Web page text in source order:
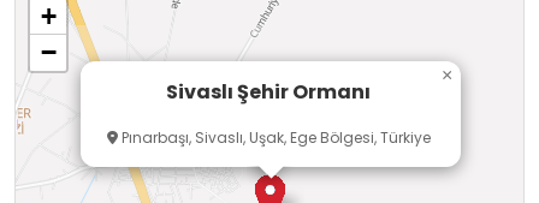
sağlayan bir açık hava eğitim alanıdır.
Sivaslı Şehir Ormanı
Pınarbaşı, Sivaslı, Uşak, Ege Bölgesi, Türkiye
×
+
−